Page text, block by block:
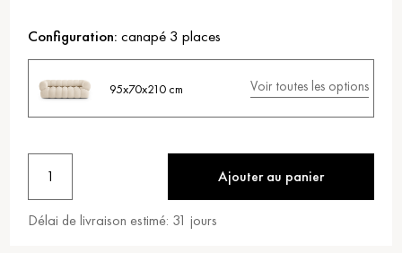
Configuration: canapé 3 places
95x70x210 cm Voir toutes les options
1 Ajouter au panier
Délai de livraison estimé: 31 jours